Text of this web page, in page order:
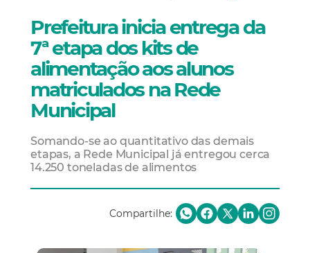
Prefeitura inicia entrega da
7ª etapa dos kits de
alimentação aos alunos
matriculados na Rede
Municipal
Somando-se ao quantitativo das demais
etapas, a Rede Municipal já entregou cerca
14.250 toneladas de alimentos
Compartilhe: